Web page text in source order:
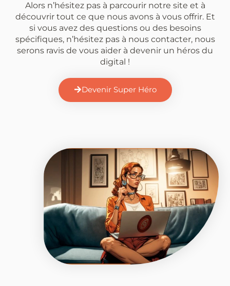
Alors n’hésitez pas à parcourir notre site et à
découvrir tout ce que nous avons à vous offrir. Et
si vous avez des questions ou des besoins
spécifiques, n’hésitez pas à nous contacter, nous
serons ravis de vous aider à devenir un héros du
digital !
Devenir Super Héro